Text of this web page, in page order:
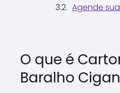
Agende
O que é
Baralho